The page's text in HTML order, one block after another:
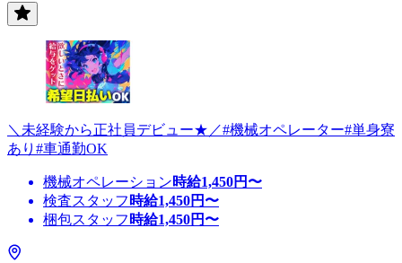
＼未経験から正社員デビュー★／#機械オペレーター#単身寮
あり#車通勤OK
機械オペレーション時給1,450円〜
検査スタッフ 時給1,450円〜
梱包スタッフ 時給1,450円〜